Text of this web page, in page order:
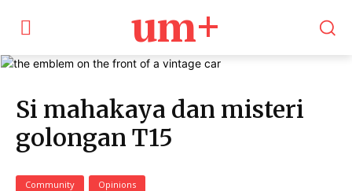
um+
Si mahakaya dan misteri
golongan T15
Community Opinions